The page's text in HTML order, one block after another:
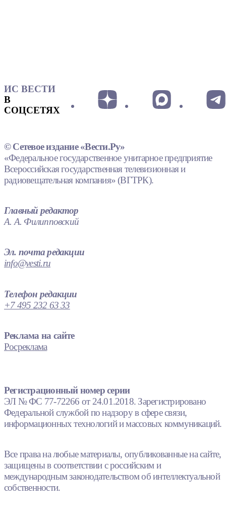
ИС ВЕСТИ
В
СОЦСЕТЯХ
© Сетевое издание «Вести.Ру»
«Федеральное государственное унитарное предприятие
Всероссийская государственная телевизионная и
радиовещательная компания» (ВГТРК).
Главный редактор
А. А. Филипповский
Эл. почта редакции
info@vesti.ru
Телефон редакции
+7 495 232 63 33
Реклама на сайте
Росреклама
Регистрационный номер серии
ЭЛ № ФС 77-72266 от 24.01.2018. Зарегистрировано
Федеральной службой по надзору в сфере связи,
информационных технологий и массовых коммуникаций.
Все права на любые материалы, опубликованные на сайте,
защищены в соответствии с российским и
международным законодательством об интеллектуальной
собственности.